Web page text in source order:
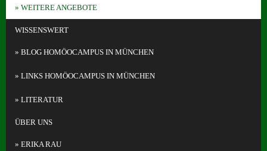
WEITERE ANGEBOTE
WISSENSWERT
BLOG HOMÖOCAMPUS IN MÜNCHEN
LINKS HOMÖOCAMPUS IN MÜNCHEN
LITERATUR
ÜBER UNS
ERIKA RAU